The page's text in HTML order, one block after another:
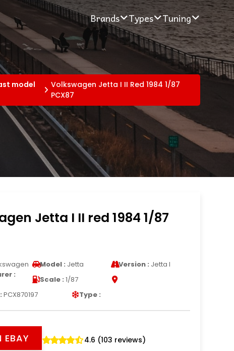
Brands Types Tuning
model
Volkswagen Jetta I II Red 1984 1/87
PCX87
Jetta I II red 1984 1/87
Model : Jetta Version : Jetta I
:
Scale : 1/87
PCX870197 Type :
EBAY 4.6 (103 reviews)